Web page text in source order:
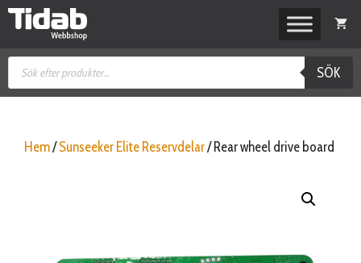
Hoppa
Produktsökning
SÖK
Hem/Sunseeker Elite Reservdelar/ Rear wheel drive board